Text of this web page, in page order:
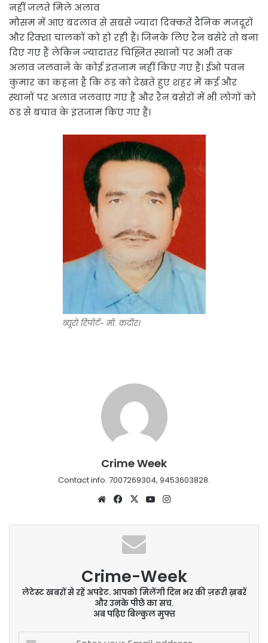
नहीं जलते मिले अलाव
मौसम में आए बदलाव से सबसे ज्यादा दिक्कतें दैनिक मजदूरों
और रिक्शा चालकों को हो रही हैं। जिनके लिए रैन बसेरे तो बना
दिए गए हैं लेकिन ज्यादातर चिह्नित स्थानों पर अभी तक
अलाव जलवाने के कोई इंतजाम नहीं किए गए हैं। ईओ पवन
कुमार का कहना है कि ठंड को देखते हुए शहर में कई और
स्थानों पर अलाव जलवाए गए हैं और रैन बसेरों में भी लोगों को
ठंड से बचाव के इंतजाम किए गए हैं।
ब्यूरो रिपोर्ट- मो. कदीर।
Crime Week
Contact info. 7007269304, 9453603828.
WebsiteFacebook
X YouTube
Crime-Week
लेटेस्ट खबरों से रहें अपडेट. आपको मिलेंगी दिन भर की ज़रूरी ख़बरें
और उनके पीछे का सच.
अब पढ़िए बिल्कुल मुफ्त